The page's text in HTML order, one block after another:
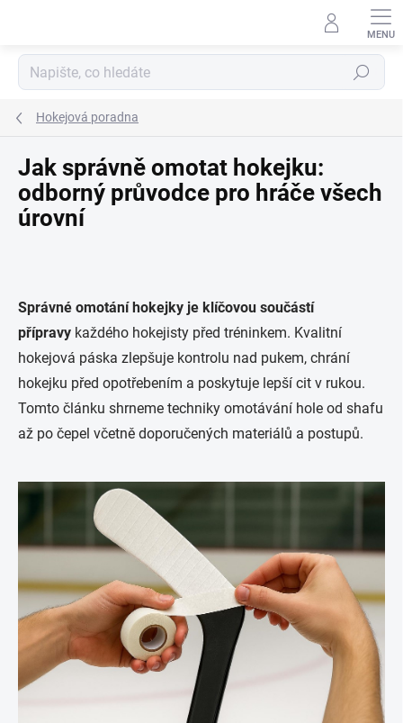
Hledat
Hokejová poradna
Jak správně omotat hokejku:
odborný průvodce pro hráče všech
úrovní
Správné omotání hokejky je klíčovou součástí
přípravy každého hokejisty před tréninkem. Kvalitní
hokejová páska zlepšuje kontrolu nad pukem, chrání
hokejku před opotřebením a poskytuje lepší cit v rukou.
Tomto článku shrneme techniky omotávání hole od shafu
až po čepel včetně doporučených materiálů a postupů.